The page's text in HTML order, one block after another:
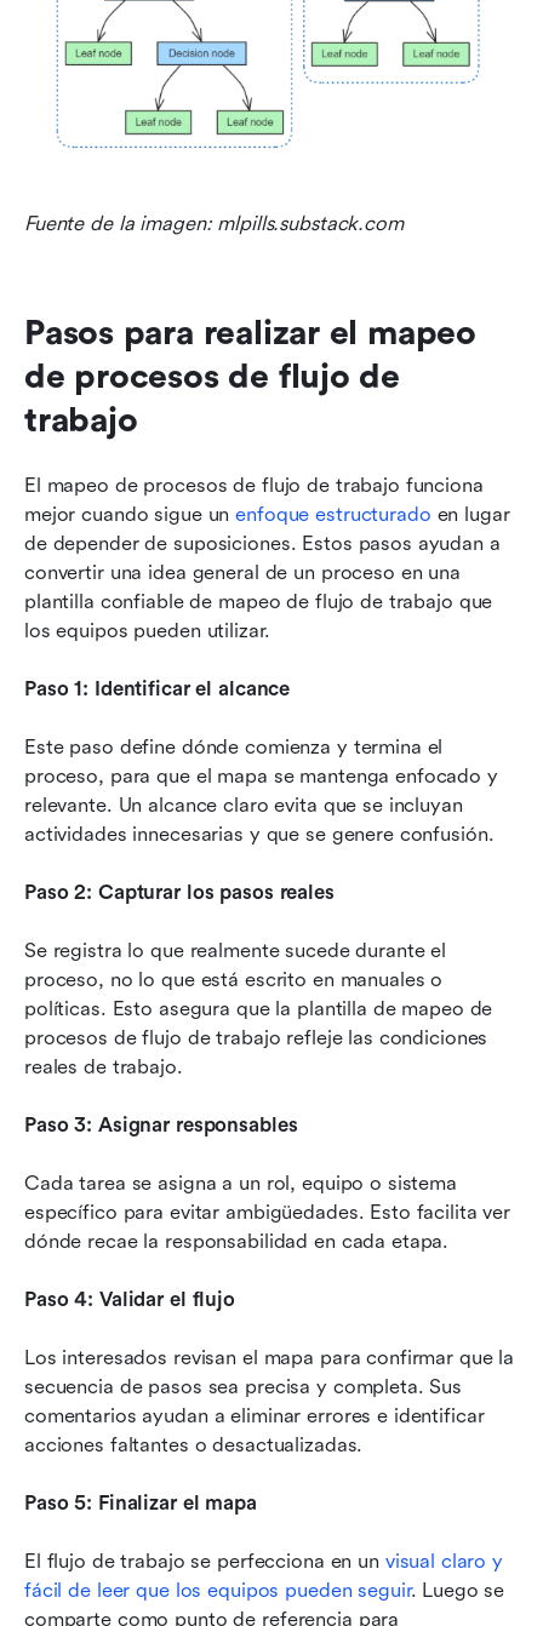
Fuente de la imagen: mlpills.substack.com
Pasos para realizar el mapeo
de procesos de flujo de
trabajo
El mapeo de procesos de flujo de trabajo funciona
mejor cuando sigue un enfoque estructurado en lugar
de depender de suposiciones. Estos pasos ayudan a
convertir una idea general de un proceso en una
plantilla confiable de mapeo de flujo de trabajo que
los equipos pueden utilizar.
Paso 1: Identificar el alcance
Este paso define dónde comienza y termina el
proceso, para que el mapa se mantenga enfocado y
relevante. Un alcance claro evita que se incluyan
actividades innecesarias y que se genere confusión.
Paso 2: Capturar los pasos reales
Se registra lo que realmente sucede durante el
proceso, no lo que está escrito en manuales o
políticas. Esto asegura que la plantilla de mapeo de
procesos de flujo de trabajo refleje las condiciones
reales de trabajo.
Paso 3: Asignar responsables
Cada tarea se asigna a un rol, equipo o sistema
específico para evitar ambigüedades. Esto facilita ver
dónde recae la responsabilidad en cada etapa.
Paso 4: Validar el flujo
Los interesados revisan el mapa para confirmar que la
secuencia de pasos sea precisa y completa. Sus
comentarios ayudan a eliminar errores e identificar
acciones faltantes o desactualizadas.
Paso 5: Finalizar el mapa
El flujo de trabajo se perfecciona en un visual claro y
fácil de leer que los equipos pueden seguir. Luego se
comparte como punto de referencia para